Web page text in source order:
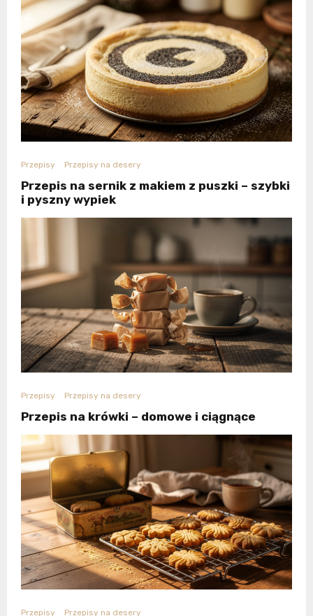
Przepisy Przepisy na desery
Przepis na sernik z makiem z puszki – szybki
i pyszny wypiek
Przepisy Przepisy na desery
Przepis na krówki – domowe i ciągnące
Przepisy Przepisy na desery